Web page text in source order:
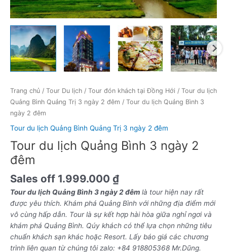
Trang chủ / Tour Du lịch / Tour đón khách tại Đồng Hới / Tour du lịch
Quảng Bình Quảng Trị 3 ngày 2 đêm / Tour du lịch Quảng Bình 3
ngày 2 đêm
Tour du lịch Quảng Bình Quảng Trị 3 ngày 2 đêm
Tour du lịch Quảng Bình 3 ngày 2
đêm
Sales off 1.999.000 ₫
Tour du lịch Quảng Bình 3 ngày 2 đêm là tour hiện nay rất
được yêu thích. Khám phá Quảng Bình với những địa điểm mới
vô cùng hấp dẫn. Tour là sự kết hợp hài hòa giữa nghỉ ngơi và
khám phá Quảng Bình. Qúy khách có thể lựa chọn những tiêu
chuẩn khách sạn khác hoặc Resort. Lấy báo giá các chương
trình liên quan từ chúng tôi zalo: +84 918805368 Mr.Dũng.